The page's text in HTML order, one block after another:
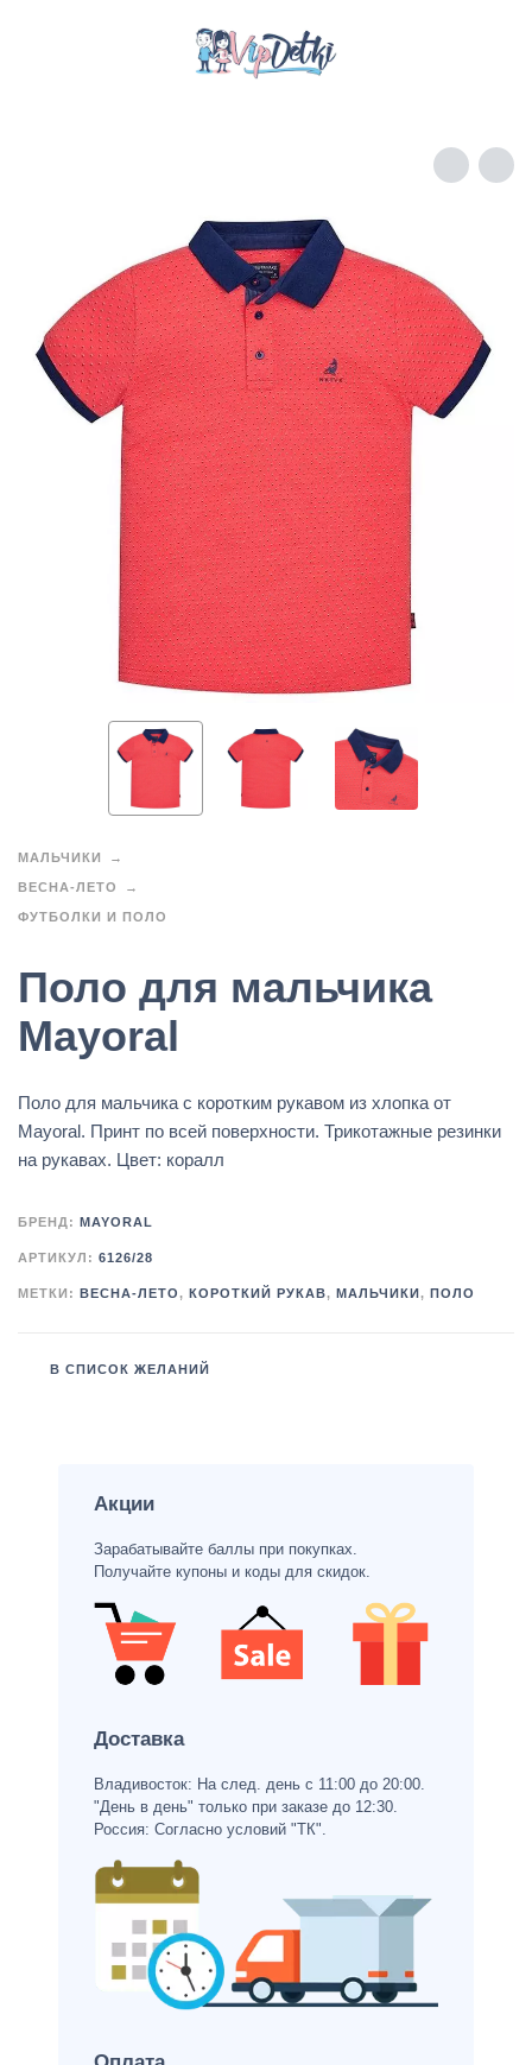
МАЛЬЧИКИ
ВЕСНА-ЛЕТО
ФУТБОЛКИ И ПОЛО
Поло для мальчика
Mayoral
Поло для мальчика с коротким рукавом из хлопка от
Mayoral. Принт по всей поверхности. Трикотажные резинки
на рукавах. Цвет: коралл
БРЕНД: MAYORAL
АРТИКУЛ: 6126/28
МЕТКИ: ВЕСНА-ЛЕТО, КОРОТКИЙ РУКАВ, МАЛЬЧИКИ , ПОЛО
В СПИСОК ЖЕЛАНИЙ
Акции
Зарабатывайте баллы при покупках.
Получайте купоны и коды для скидок.
Доставка
Владивосток: На след. день с 11:00 до 20:00.
"День в день" только при заказе до 12:30.
Россия: Согласно условий "ТК".